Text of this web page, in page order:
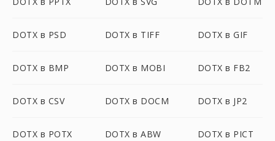
DOTX в PSD DOTX в TIFF DOTX в GIF
DOTX в BMP DOTX в MOBI DOTX в FB2
DOTX в CSV DOTX в DOCM DOTX в JP2
DOTX в POTX DOTX в ABW DOTX в PICT